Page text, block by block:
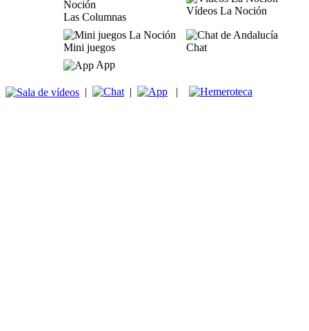
Las Columnas
Vídeos La Noción
Mini juegos
Chat
App
| | |